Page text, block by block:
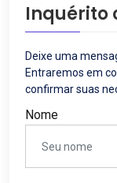
Inquérito
Deixe uma
Entraremos em
confirmar suas
Nome